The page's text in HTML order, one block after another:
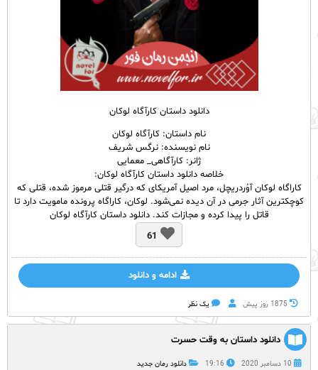
دانلود داستان کارآگاه لوکان
نام داستان: کارآگاه لوکان
نام نویسنده: نرگس شریف
ژانر: کارآگاهی_ معمایی
خلاصه دانلود داستان کارآگاه لوکان:
کاراگاه لوکان آوُردریچل، مرد اصیل آمریکای که درگیر قتلی مرموز شده، قتلی که
کوچکترین آثار جرمی در آن دیده نمی‌شود. لوکان، کاراگاه پرونده مامویت دارد تا
قاتل را پیدا کرده و مجازات کند. دانلود داستان کارآگاه لوکان
61
ادامه و دانلود
1875 روز پيش یک نظر
دانلود داستان به وقت حسرت
10 دسامبر 2020 19:16 دانلود رمان جدید